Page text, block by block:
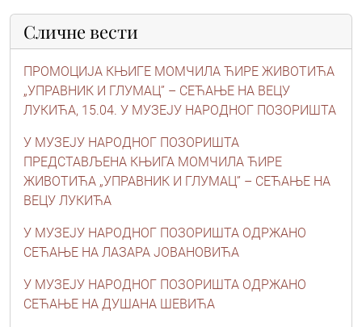
Сличне вести
ПРОМОЦИЈА КЊИГЕ МОМЧИЛА ЋИРЕ ЖИВОТИЋА
„УПРАВНИК И ГЛУМАЦ” – СЕЋАЊЕ НА ВЕЦУ
ЛУКИЋА, 15.04. У МУЗЕЈУ НАРОДНОГ ПОЗОРИШТА
У МУЗЕЈУ НАРОДНОГ ПОЗОРИШТА
ПРЕДСТАВЉЕНА КЊИГА МОМЧИЛА ЋИРЕ
ЖИВОТИЋА „УПРАВНИК И ГЛУМАЦ” – СЕЋАЊЕ НА
ВЕЦУ ЛУКИЋА
У МУЗЕЈУ НАРОДНОГ ПОЗОРИШТА ОДРЖАНО
СЕЋАЊЕ НА ЛАЗАРА ЈОВАНОВИЋА
У МУЗЕЈУ НАРОДНОГ ПОЗОРИШТА ОДРЖАНО
СЕЋАЊЕ НА ДУШАНА ШЕВИЋА